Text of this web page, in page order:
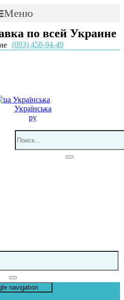
Меню
по всей Украине
(093) 458-94-49
Українська
Українська
ру
navigation